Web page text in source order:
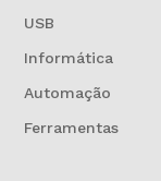
USB
Informática
Automação
Ferramentas